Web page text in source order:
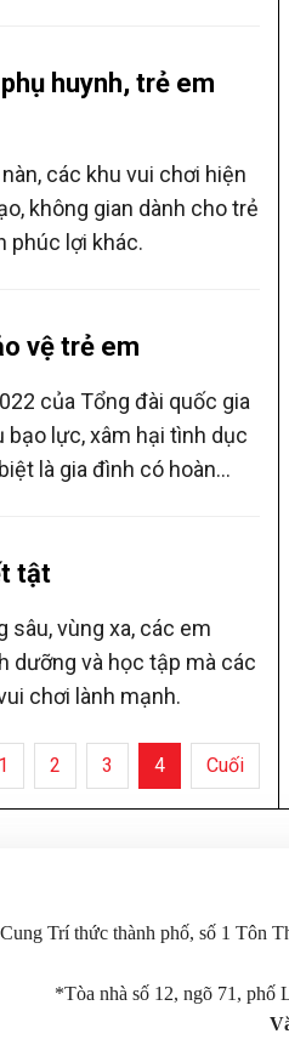
huynh, trẻ em
các khu vui chơi hiện
không gian dành cho trẻ
phúc lợi khác.
vệ trẻ em
của Tổng đài quốc gia
bạo lực, xâm hại tình dục
là gia đình có hoàn
tật
sâu, vùng xa, các em
dưỡng và học tập mà các
chơi lành mạnh.
1 2 3 4 Cuối
Trí thức thành phố, số 1 Tôn
*Tòa nhà số 12, ngõ 71, phố